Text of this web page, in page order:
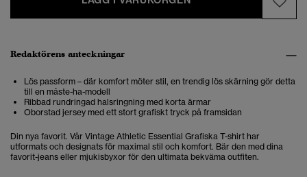
Redaktörens anteckningar
Lös passform – där komfort möter stil, en trendig lös skärning gör detta
till en måste-ha-modell
Ribbad rundringad halsringning med korta ärmar
Oborstad jersey med ett stort grafiskt tryck på framsidan
Din nya favorit. Vår Vintage Athletic Essential Grafiska T-shirt har
utformats och designats för maximal stil och komfort. Bär den med dina
favorit-jeans eller mjukisbyxor för den ultimata bekväma outfiten.